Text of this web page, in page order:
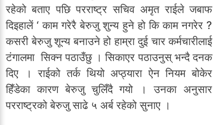
रहेको बताए पछि परराष्ट्र सचिव अमृत राईले जबाफ
दिइहालें ‘ काम गरेरै बेरुजु शुन्य हुने हो कि काम नगरेर ?
कसरी बेरुजु शून्य बनाउने हो हाम्रा दुई चार कर्मचारीलाई
टंगालमा सिक्न पठाउँछु । सिकाएर पठाउनुस् भन्दै दनक
दिए । राईको तर्क थियो अप्ठ्यारा ऐन नियम बोकेर
हिँडेका कारण बेरुजु चुलिँदै गयो । उनका अनुसार
परराष्ट्रको बेरुजु साढे ५ अर्ब रहेको सुनाए ।